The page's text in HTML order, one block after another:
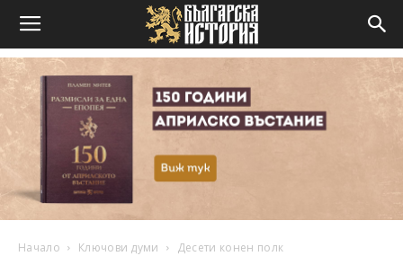
Начало Ключови думи Десети конен полк